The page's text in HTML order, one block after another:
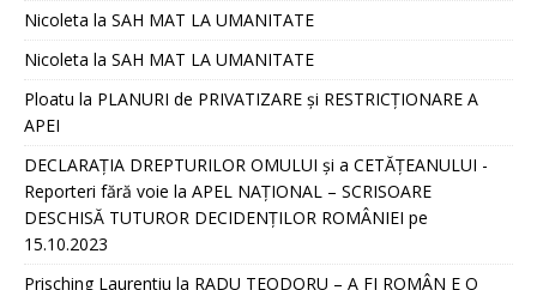
Nicoleta la SAH MAT LA UMANITATE
Nicoleta la SAH MAT LA UMANITATE
Ploatu la PLANURI de PRIVATIZARE și RESTRICȚIONARE A
APEI
DECLARAȚIA DREPTURILOR OMULUI și a CETĂȚEANULUI -
Reporteri fără voie la APEL NAȚIONAL – SCRISOARE
DESCHISĂ TUTUROR DECIDENȚILOR ROMÂNIEI pe
15.10.2023
Prisching Laurentiu la RADU TEODORU – A FI ROMÂN E O